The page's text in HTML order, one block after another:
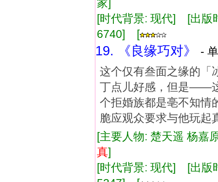
家]
[时代背景: 现代] [出
6740] [
19. 《良缘巧对》
-
这个仅有叁面之缘的「
丁点儿好感，但是——
个拒婚族都是亳不知情
脆应观众要求与他玩
[主要人物: 楚天遥 杨
真]
[时代背景: 现代] [出